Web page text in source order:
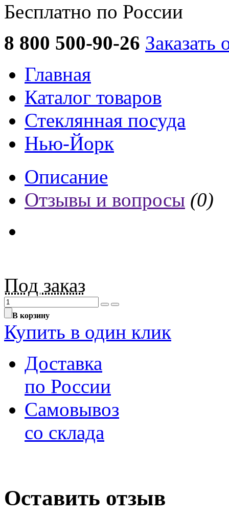
Бесплатно по России
8 800 500-90-26 Заказать
Главная
Каталог товаров
Стеклянная посуда
Нью-Йорк
Описание
Отзывы и вопросы (0)
Под заказ
В корзину
Купить в один клик
Доставка
по России
Самовывоз
со склада
Оставить отзыв